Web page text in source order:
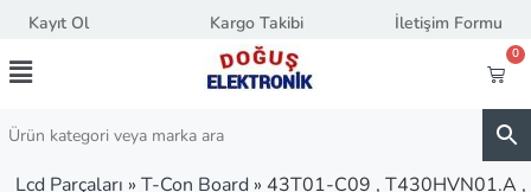
Kayıt Ol Kargo Takibi İletişim Formu
0
Lcd Parçaları » T-Con Board » 43T01-C09 , T430HVN01.A ,